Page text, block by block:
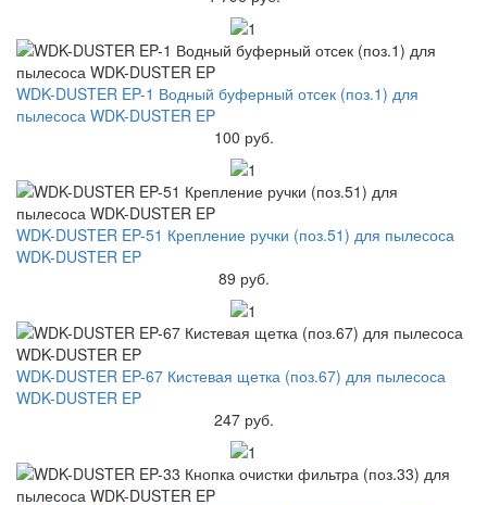
WDK-DUSTER EP-1 Водный буферный отсек (поз.1) для
пылесоса WDK-DUSTER EP
100 руб.
WDK-DUSTER EP-51 Крепление ручки (поз.51) для пылесоса
WDK-DUSTER EP
89 руб.
WDK-DUSTER EP-67 Кистевая щетка (поз.67) для пылесоса
WDK-DUSTER EP
247 руб.